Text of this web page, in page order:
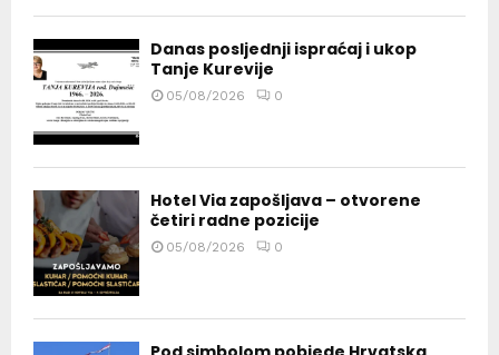
Danas posljednji ispraćaj i ukop
Tanje Kurevije
05/08/2026 0
Hotel Via zapošljava – otvorene
četiri radne pozicije
05/08/2026 0